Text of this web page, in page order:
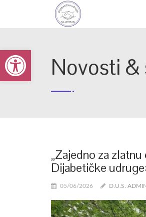
Open toolbarNovosti &
„Zajedno za
Dijabetičke
05/06/2026 D.U.S.